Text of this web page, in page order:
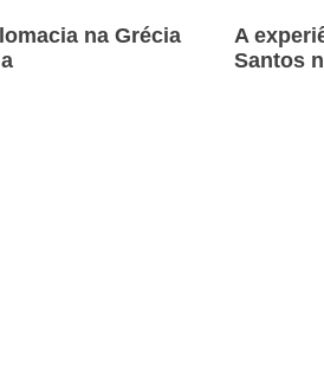
na Grécia
A
Santos